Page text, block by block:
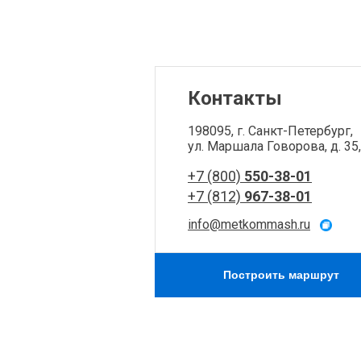
Контакты
+7 (800) 550-38-01
+7 (812) 967-38-01
info@metkommash.ru
198095, г. Санкт-Петербург,
ул. Маршала Говорова, д.
Построить маршрут